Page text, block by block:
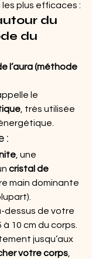
plus efficaces :
du
du
l’aura (méthode
le
, très utilisée
:
, une
cristal de
main dominante
dessus de votre
10 cm du corps.
jusqu’aux
votre corps,